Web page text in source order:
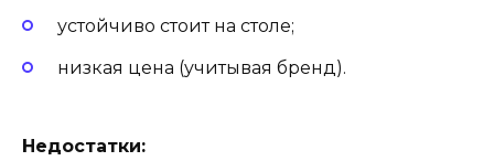
устойчиво стоит на столе;
низкая цена (учитывая бренд).
Недостатки: